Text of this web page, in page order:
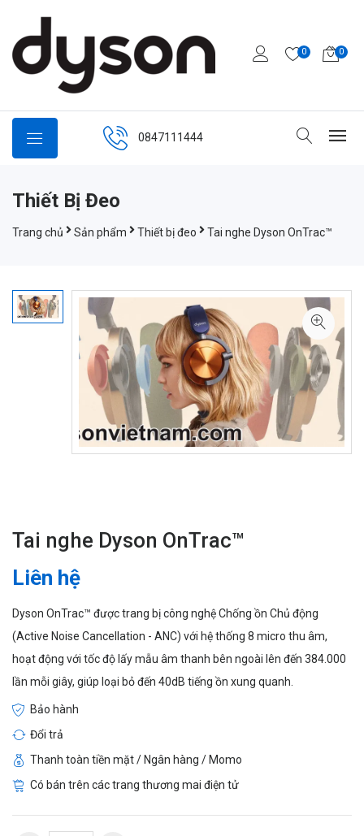
0 0
0847111444
Thiết Bị Đeo
Trang chủ Sản phẩm Thiết bị đeo Tai nghe Dyson OnTrac™
Tai nghe Dyson OnTrac™
Liên hệ
Dyson OnTrac™ được trang bị công nghệ Chống ồn Chủ động
(Active Noise Cancellation - ANC) với hệ thống 8 micro thu âm,
hoạt động với tốc độ lấy mẫu âm thanh bên ngoài lên đến 384.000
lần mỗi giây, giúp loại bỏ đến 40dB tiếng ồn xung quanh.
Bảo hành
Đổi trả
Thanh toàn tiền mặt / Ngân hàng / Momo
Có bán trên các trang thương mai điện tử